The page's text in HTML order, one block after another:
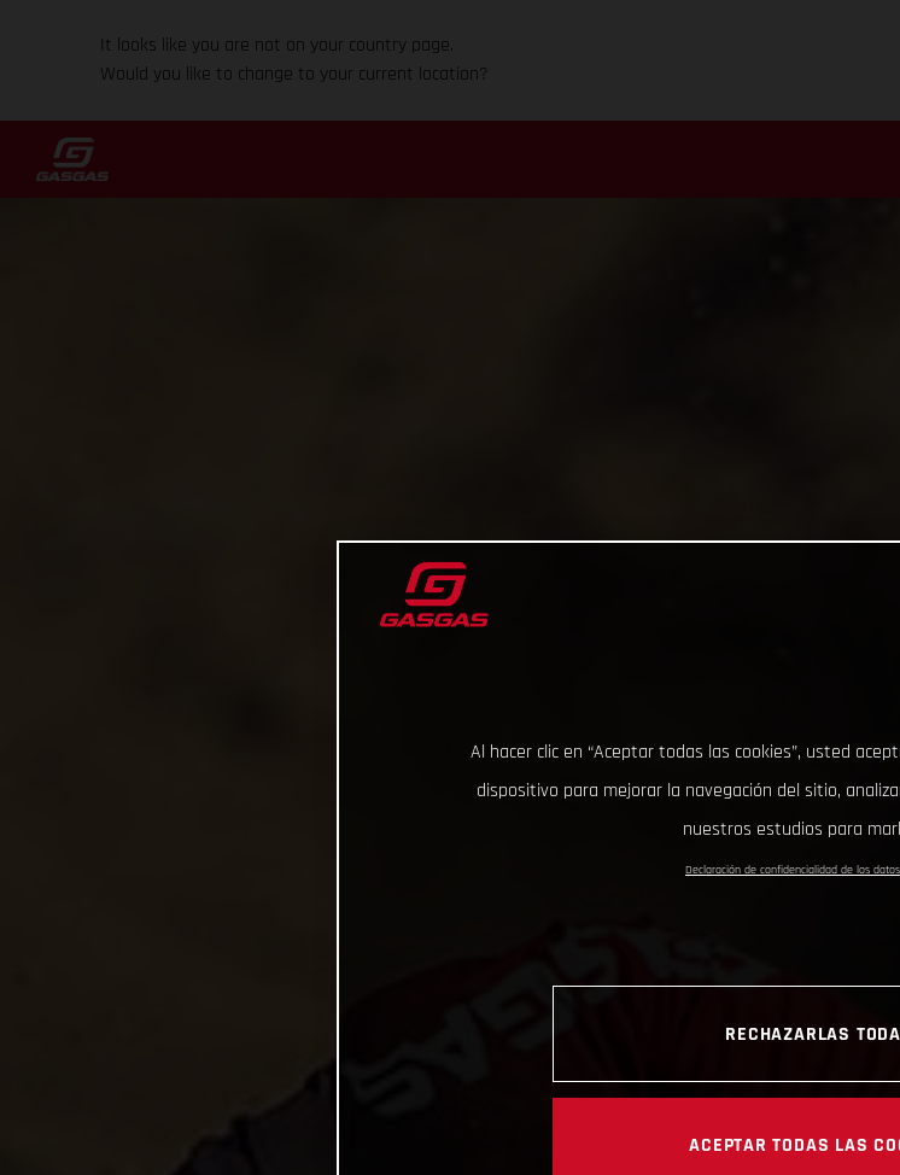
It looks like you are not on your country page.
Would you like to change to your current location?
Al hacer clic en “Aceptar todas las cookies”, usted
dispositivo para mejorar la navegación del sitio,
nuestros estudios para
Declaración de confidencialidad de los datos
RECHAZARLAS
ACEPTAR TODAS LAS